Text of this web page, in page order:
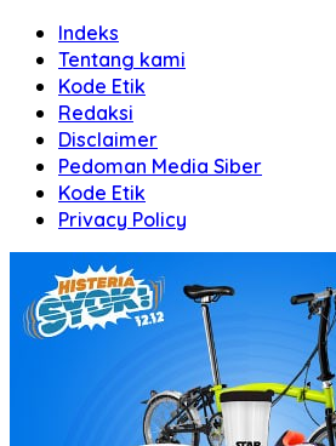
Indeks
Tentang kami
Kode Etik
Redaksi
Disclaimer
Pedoman Media Siber
Kode Etik
Privacy Policy